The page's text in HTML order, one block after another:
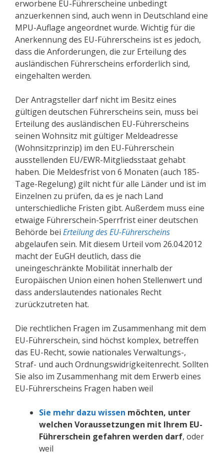
erworbene EU-Führerscheine unbedingt
anzuerkennen sind, auch wenn in Deutschland eine
MPU-Auflage angeordnet wurde. Wichtig für die
Anerkennung des EU-Führerscheins ist es jedoch,
dass die Anforderungen, die zur Erteilung des
ausländischen Führerscheins erforderlich sind,
eingehalten werden.
Der Antragsteller darf nicht im Besitz eines
gültigen deutschen Führerscheins sein, muss bei
Erteilung des ausländischen EU-Führerscheins
seinen Wohnsitz mit gültiger Meldeadresse
(Wohnsitzprinzip) im den EU-Führerschein
ausstellenden EU/EWR-Mitgliedsstaat gehabt
haben. Die Meldesfrist von 6 Monaten (auch 185-
Tage-Regelung) gilt nicht für alle Länder und ist im
Einzelnen zu prüfen, da es je nach Land
unterschiedliche Fristen gibt. Außerdem muss eine
etwaige Führerschein-Sperrfrist einer deutschen
Behörde bei Erteilung des EU-Führerscheins
abgelaufen sein. Mit diesem Urteil vom 26.04.2012
macht der EuGH deutlich, dass die
uneingeschränkte Mobilität innerhalb der
Europäischen Union einen hohen Stellenwert und
dass anderslautendes nationales Recht
zurückzutreten hat.
Die rechtlichen Fragen im Zusammenhang mit dem
EU-Führerschein, sind höchst komplex, betreffen
das EU-Recht, sowie nationales Verwaltungs-,
Straf- und auch Ordnungswidrigkeitenrecht. Sollten
Sie also im Zusammenhang mit dem Erwerb eines
EU-Führerscheins Fragen haben weil
Sie mehr dazu wissen möchten, unter
welchen Voraussetzungen mit Ihrem EU-
Führerschein gefahren werden darf, oder
weil